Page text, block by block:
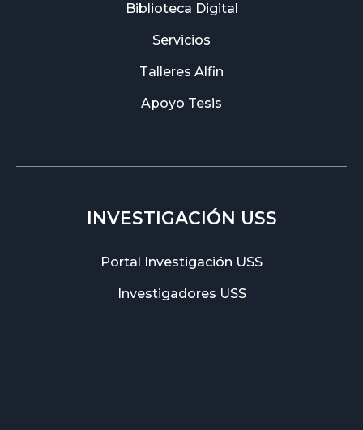
Biblioteca Digital
Servicios
Talleres Alfin
Apoyo Tesis
INVESTIGACIÓN USS
Portal Investigación USS
Investigadores USS